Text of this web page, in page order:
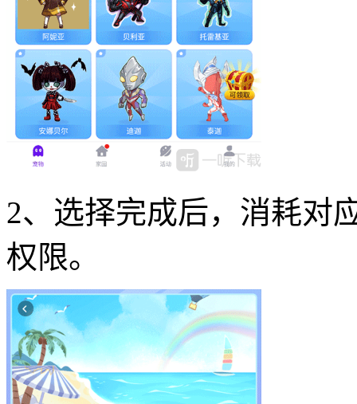
2、选择完成后，消耗对
权限。